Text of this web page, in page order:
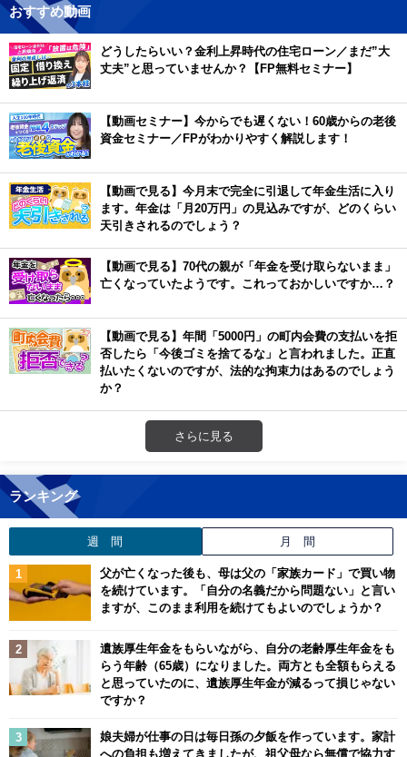
おすすめ動画
どうしたらいい？金利上昇時代の住宅ローン／まだ”大
丈夫”と思っていませんか？【FP無料セミナー】
【動画セミナー】今からでも遅くない！60歳からの老後
資金セミナー／FPがわかりやすく解説します！
【動画で見る】今月末で完全に引退して年金生活に入り
ます。年金は「月20万円」の見込みですが、どのくらい
天引きされるのでしょう？
【動画で見る】70代の親が「年金を受け取らないまま」
亡くなっていたようです。これっておかしいですか…？
【動画で見る】年間「5000円」の町内会費の支払いを拒
否したら「今後ゴミを捨てるな」と言われました。正直
払いたくないのですが、法的な拘束力はあるのでしょう
か？
さらに見る
ランキング
週 間 月 間
父が亡くなった後も、母は父の「家族カード」で買い物
を続けています。「自分の名義だから問題ない」と言い
ますが、このまま利用を続けてもよいのでしょうか？
遺族厚生年金をもらいながら、自分の老齢厚生年金をも
らう年齢（65歳）になりました。両方とも全額もらえる
と思っていたのに、遺族厚生年金が減るって損じゃない
ですか？
娘夫婦が仕事の日は毎日孫の夕飯を作っています。家計
への負担も増えてきましたが、祖父母なら無償で協力す